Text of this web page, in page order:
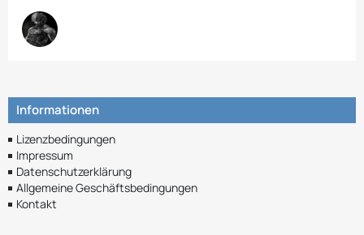
Informationen
Lizenzbedingungen
Impressum
Datenschutzerklärung
Allgemeine Geschäftsbedingungen
Kontakt